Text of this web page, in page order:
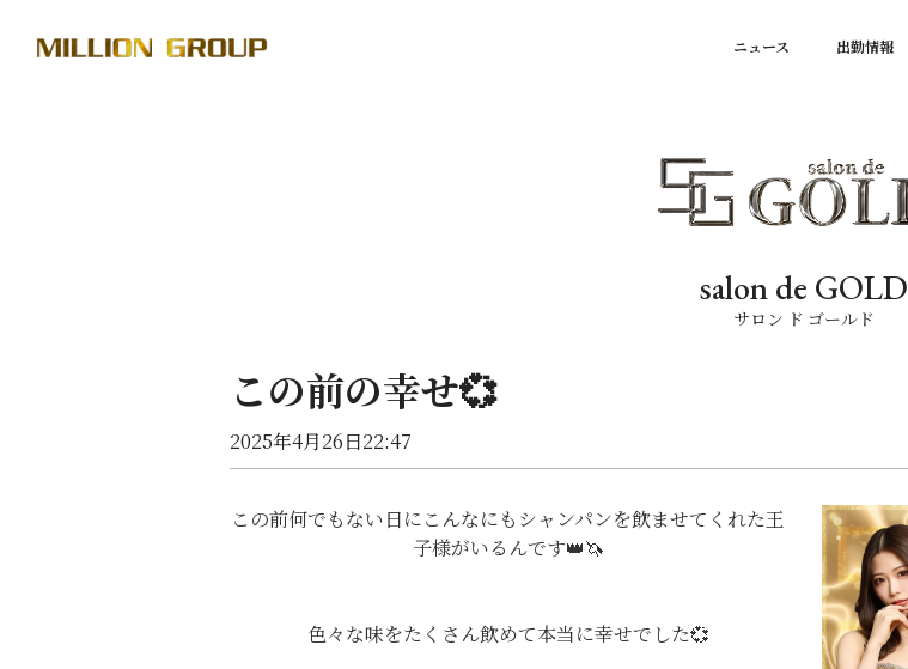
ニュース 出勤情報
salon de GOLD
サロン ド ゴールド
この前の幸せ💞
2025年4月26日22:47
この前何でもない日にこんなにもシャンパンを飲ませてくれた王
子様がいるんです👑🦄
色々な味をたくさん飲めて本当に幸せでした💞